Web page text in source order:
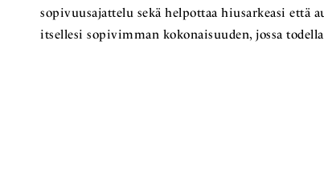
sopivuusajattelu sekä helpottaa hiusarkeasi että
itsellesi sopivimman kokonaisuuden, jossa